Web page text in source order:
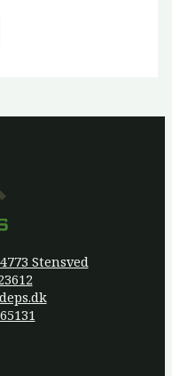
Stensved